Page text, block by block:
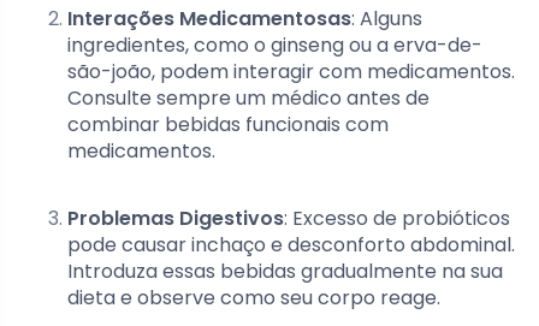
Interações Medicamentosas: Alguns
ingredientes, como o ginseng ou a erva-de-
são-joão, podem interagir com medicamentos.
Consulte sempre um médico antes de
combinar bebidas funcionais com
medicamentos.
Problemas Digestivos: Excesso de probióticos
pode causar inchaço e desconforto abdominal.
Introduza essas bebidas gradualmente na sua
dieta e observe como seu corpo reage.